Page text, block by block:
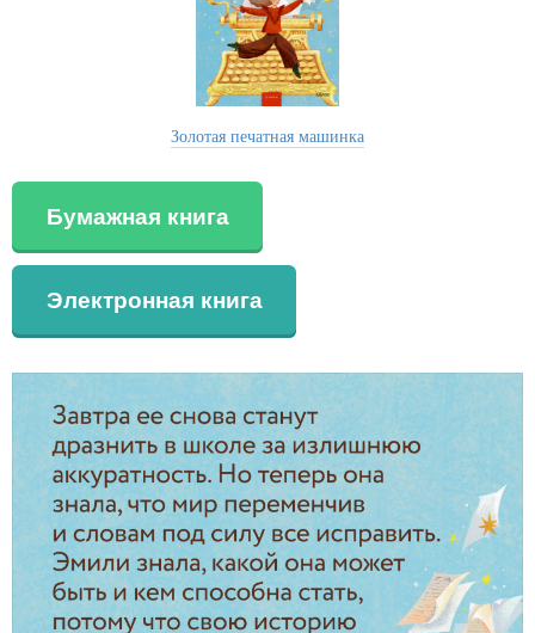
Золотая печатная машинка
Бумажная книга
Электронная книга